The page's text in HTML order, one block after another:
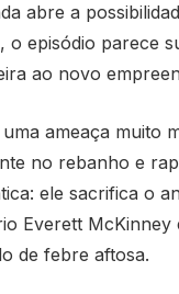
abre a
o episódio parece
ao novo
ameaça muito
no rebanho e
ele sacrifica o
Everett
de febre aftosa.